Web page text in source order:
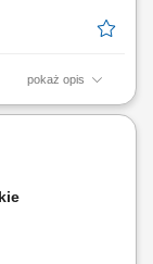
pokaż opis
ścianach,
na